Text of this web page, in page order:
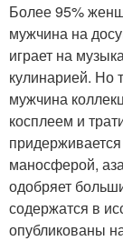
Более 95%
мужчина на
играет на
кулинарией. Но
мужчина
косплеем и
маносферой,
одобряет
содержатся в
опубликованы